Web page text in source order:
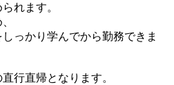
れます。
っかり学んでから勤務できま
行直帰となります。